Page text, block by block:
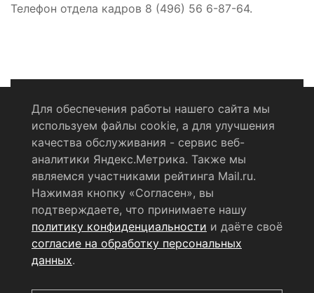
Телефон отдела кадров 8 (496) 56 6-87-64.
Политика конфиденциальности
Согласие на обработку персональных данных
RSS-лента
© 2004 - 2026 Сетевое издание Щёлковское ТВ.
Свидетельство о регистрации СМИ
ЭЛ № ФС 77 - 79754 от 07.12.2020 г.
Для обеспечения работы нашего сайта мы
используем файлы cookie, а для улучшения
качества обслуживания - сервис веб-
аналитики Яндекс.Метрика. Также мы
являемся участниками рейтинга Mail.ru.
Нажимая кнопку «Согласен», вы
подтверждаете, что принимаете нашу
политику конфиденциальности и даёте своё
согласие на обработку персональных
данных.